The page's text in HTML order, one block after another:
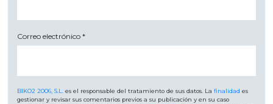
Correo electrónico*
BIKO2 2006, S.L. es el responsable del tratamiento de sus datos. Lafinalidad es
gestionar y revisar sus comentarios previos a su publicación y en su caso